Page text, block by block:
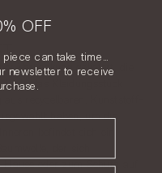
Verpackung geliefert, die
wie das Kleidungsstück
haben, um die
befindet sich ein
oder zum Schutz auf
OFF
can take time…
newsletter to receive